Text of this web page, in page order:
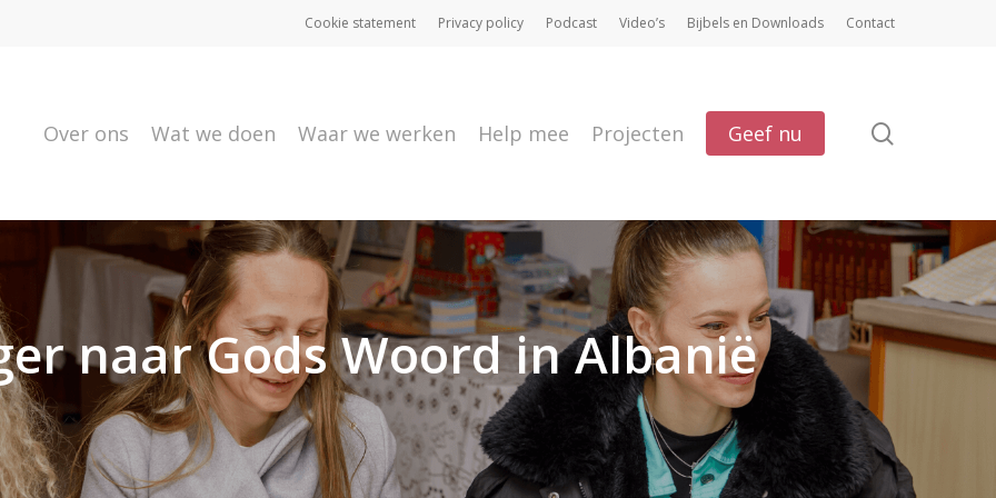
Cookie statement Privacy policy Podcast Video’s Bijbels en Downloads Contact
Over ons Wat we doen Waar we werken Help mee Projecten Geef nu
naar Gods Woord in Albanië